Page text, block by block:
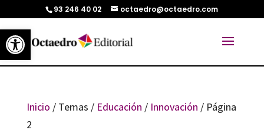
Abrir barra de herramientas
93 246 40 02 octaedro@octaedro.com
Inicio / Temas / Educación / Innovación / Página
2